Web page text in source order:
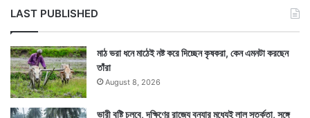
LAST PUBLISHED
মাঠ ভরা ধনে মাঠেই নষ্ট করে দিচ্ছেন কৃষকরা, কেন এমনটা করছেন
তাঁরা
August 8, 2026
ভারী বৃষ্টি চলবে, দক্ষিণের রাজ্যে বন্যার মধ্যেই লাল সতর্কতা, সঙ্গে